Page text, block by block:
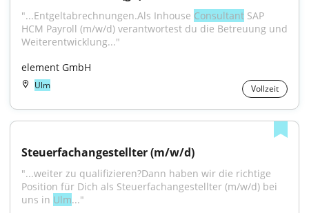
"...Entgeltabrechnungen.Als Inhouse Consultant SAP
HCM Payroll (m/w/d) verantwortest du die Betreuung und
Weiterentwicklung..."
element GmbH
Ulm Vollzeit
Steuerfachangestellter (m/w/d)
"...weiter zu qualifizieren?Dann haben wir die richtige
Position für Dich als Steuerfachangestellter (m/w/d) bei
uns in Ulm..."